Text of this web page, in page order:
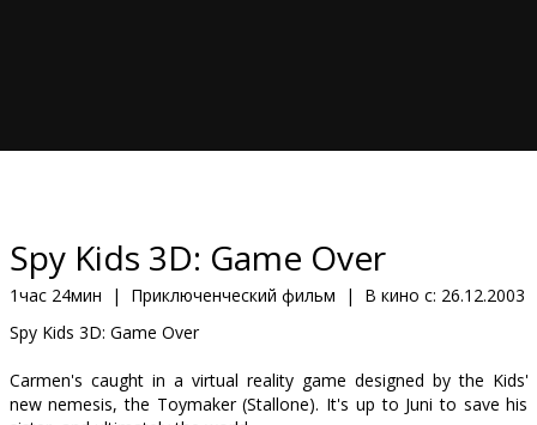
Клуб
Spy Kids 3D: Game Over
1час 24мин | Приключенческий фильм | В кино с: 26.12.2003
Spy Kids 3D: Game Over
Carmen's caught in a virtual reality game designed by the Kids'
new nemesis, the Toymaker (Stallone). It's up to Juni to save his